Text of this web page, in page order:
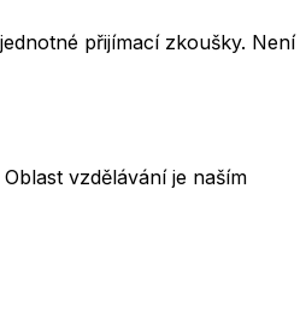
přijímací zkoušky. Není
vzdělávání je naším